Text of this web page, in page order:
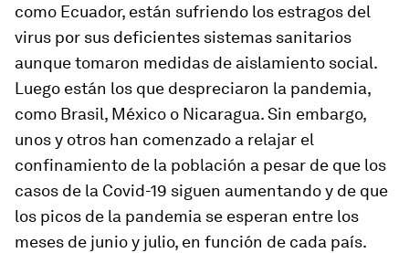
como Ecuador, están sufriendo los estragos del
virus por sus deficientes sistemas sanitarios
aunque tomaron medidas de aislamiento social.
Luego están los que despreciaron la pandemia,
como Brasil, México o Nicaragua. Sin embargo,
unos y otros han comenzado a relajar el
confinamiento de la población a pesar de que los
casos de la Covid-19 siguen aumentando y de que
los picos de la pandemia se esperan entre los
meses de junio y julio, en función de cada país.